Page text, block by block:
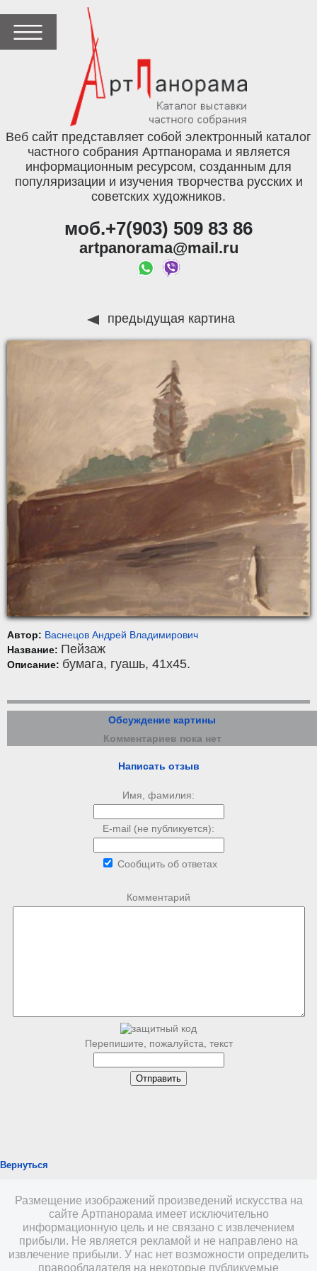
Веб сайт представляет собой электронный каталог
частного собрания Артпанорама и является
информационным ресурсом, созданным для
популяризации и изучения творчества русских и
советских художников.
моб.+7(903) 509 83 86
artpanorama@mail.ru
предыдущая картина
Автор: Васнецов Андрей Владимирович
Название: Пейзаж
Описание: бумага, гуашь, 41x45.
Обсуждение картины
Комментариев пока нет
Написать отзыв
Имя, фамилия:
E-mail (не публикуется):
Сообщить об ответах
Комментарий
Перепишите, пожалуйста, текст
Вернуться
Размещение изображений произведений искусства на
сайте Артпанорама имеет исключительно
информационную цель и не связано с извлечением
прибыли. Не является рекламой и не направлено на
извлечение прибыли. У нас нет возможности определить
правообладателя на некоторые публикуемые